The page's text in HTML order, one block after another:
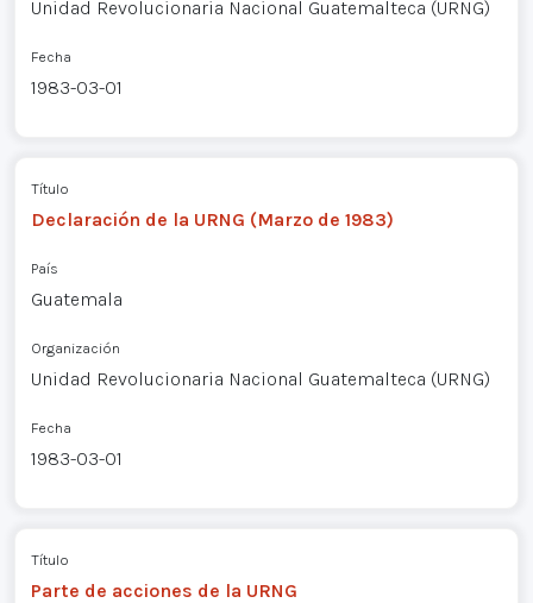
Unidad Revolucionaria Nacional Guatemalteca (URNG)
Fecha
1983-03-01
Título
Declaración de la URNG (Marzo de 1983)
País
Guatemala
Organización
Unidad Revolucionaria Nacional Guatemalteca (URNG)
Fecha
1983-03-01
Título
Parte de acciones de la URNG